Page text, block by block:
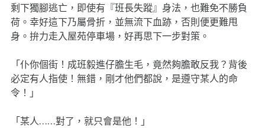
剩下獨腳逃亡，即使有『班長失蹤』身法，也難免不勝負
荷。幸好這下乃屬骨折，並無流下血跡，否則便更難甩
身。拚力走入屋苑停車場，好再思下一步對策。
「仆你個街！成班毅進仔膽生毛，竟然夠膽敢反我？背後
必定有人指使！無錯，剛才他們都說，是遵守某人的命
令！」
「某人……對了，就只會是他！」